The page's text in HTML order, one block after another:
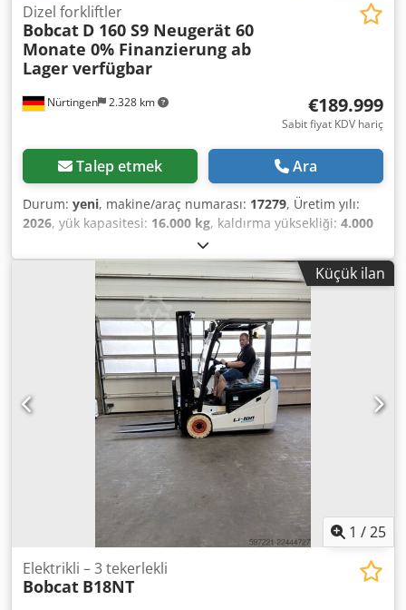
Nürtingen 2.328 km
Dizel forkliftler
Bobcat D 160 S9 Neugerät 60
Monate 0% Finanzierung ab
Lager verfügbar
€189.999
Sabit fiyat KDV hariç
Talep etmek Ara
Durum: yeni, makine/araç numarası: 17279, Üretim yılı:
2026, yük kapasitesi: 16.000 kg, kaldırma yüksekliği: 4.000
1.480 mm
yakıt türü:dizel, direk tipi:triplex, inşaat yüksekliği:3.030
, çatalların uzunluğu:2.400 mm, ön lastik ölçüsü:
12.00-20 100%, arka lastik boyutu:12.00-20 100%
19.300 kg, Donanım:kabin, 5218640 Seri Numarası:
FDC0H-5107-00494 Cedpfjzp T Ausx Af Esrf
Küçük ilan
1 /25
Elektrikli – 3 tekerlekli
Bobcat B18NT